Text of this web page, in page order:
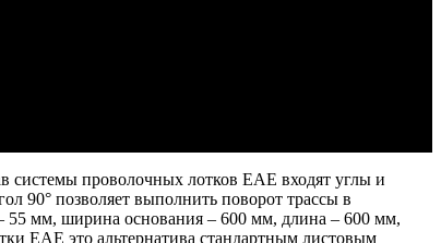
системы проволочных лотков EAE входят углы и
90° позволяет выполнить поворот трассы в
55 мм, ширина основания – 600 мм, длина – 600 мм,
EAE это альтернатива стандартным листовым